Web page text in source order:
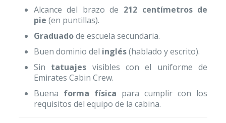
Alcance del brazo de 212 centímetros de
pie (en puntillas).
Graduadode escuela secundaria.
Buen dominio del inglés(hablado y escrito).
Sin tatuajes visibles con el uniforme de
Emirates Cabin Crew.
Buena forma física para cumplir con los
requisitos del equipo de la cabina.